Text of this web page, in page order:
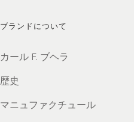
ブランドについて
カール F. ブヘラ
歴史
マニュファクチュール